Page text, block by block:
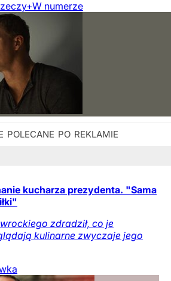
W numerze
kucharza prezydenta. "Sama
zdradził, co je
kulinarne zwyczaje jego